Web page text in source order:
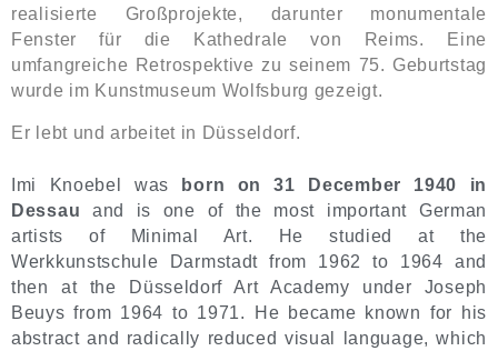
realisierte Großprojekte, darunter monumentale
Fenster für die Kathedrale von Reims. Eine
umfangreiche Retrospektive zu seinem 75. Geburtstag
wurde im Kunstmuseum Wolfsburg gezeigt.
Er lebt und arbeitet in Düsseldorf.
Imi Knoebel was
born on 31 December 1940 in
Dessau and is one of the most important German
artists of Minimal Art. He studied at the
Werkkunstschule Darmstadt from 1962 to 1964 and
then at the Düsseldorf Art Academy under Joseph
Beuys from 1964 to 1971. He became known for his
abstract and radically reduced visual language, which